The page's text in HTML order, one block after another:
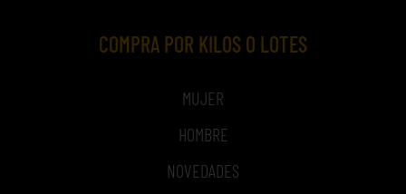
COMPRA POR KILOS O LOTES
MUJER
HOMBRE
NOVEDADES